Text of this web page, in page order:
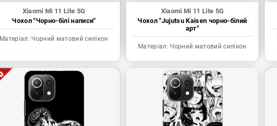
Xiaomi Mi 11 Lite 5G
Чохол "Чорно-білі написи"
Матеріал: Чорний матовий силікон
Xiaomi Mi 11 Lite 5G
Чохол "Jujutsu Kaisen чорно-білий
арт"
Матеріал: Чорний матовий силікон